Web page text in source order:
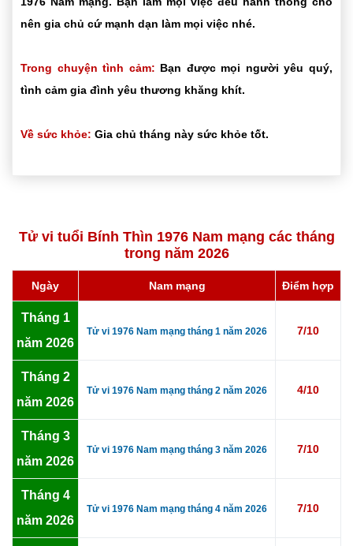
nên gia chủ cứ mạnh dạn làm mọi việc nhé.
Trong chuyện tình cảm: Bạn được mọi người yêu quý,
tình cảm gia đình yêu thương khăng khít.
Về sức khỏe: Gia chủ tháng này sức khỏe tốt.
Tử vi tuổi Bính Thìn 1976 Nam mạng các tháng
trong năm 2026
Ngày Nam mạng Điểm hợp
Tháng 1
năm 2026
Tử vi 1976 Nam mạng tháng 1 năm 2026 7/10
Tháng 2
năm 2026
Tử vi 1976 Nam mạng tháng 2 năm 2026 4/10
Tháng 3
năm 2026
Tử vi 1976 Nam mạng tháng 3 năm 2026 7/10
Tháng 4
năm 2026
Tử vi 1976 Nam mạng tháng 4 năm 2026 7/10